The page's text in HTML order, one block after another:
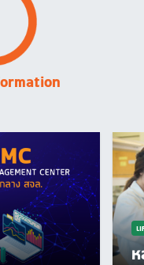
ห